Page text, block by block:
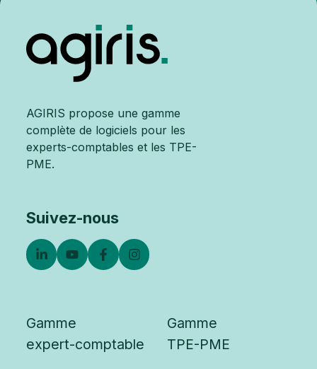
AGIRIS propose une gamme
complète de logiciels pour les
experts-comptables et les TPE-
PME.
Suivez-nous
Gamme
expert-comptable
Gamme
TPE-PME